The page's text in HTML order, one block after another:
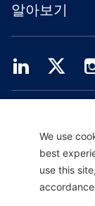
알아보기
Providence Health
은 계약 갱신에 따라 달
We use
best
use this